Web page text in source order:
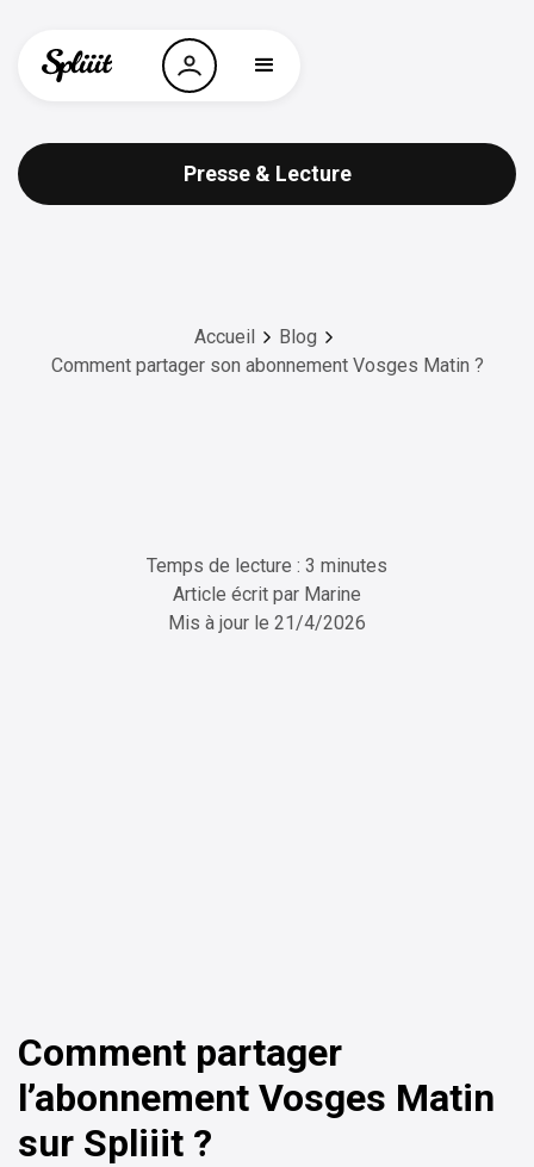
Presse & Lecture
Accueil
Blog
Comment partager son abonnement Vosges Matin ?
Temps de lecture : 3 minutes
Article écrit par Marine
Mis à jour le 21/4/2026
Comment partager
l’abonnement Vosges Matin
sur Spliiit ?